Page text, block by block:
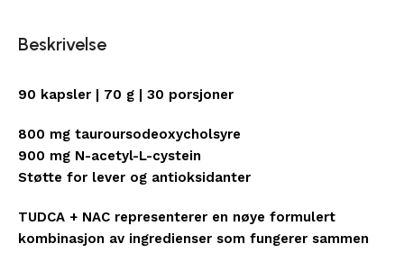
Beskrivelse
90 kapsler | 70 g | 30 porsjoner
800 mg tauroursodeoxycholsyre
900 mg N-acetyl-L-cystein
Støtte for lever og antioksidanter
TUDCA + NAC representerer en nøye formulert
kombinasjon av ingredienser som fungerer sammen